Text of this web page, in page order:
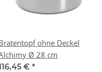
ohne Deckel
Ø 28 cm
€ *